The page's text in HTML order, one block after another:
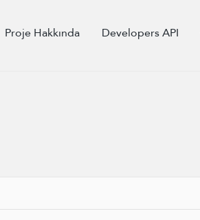
Proje Hakkında Developers API